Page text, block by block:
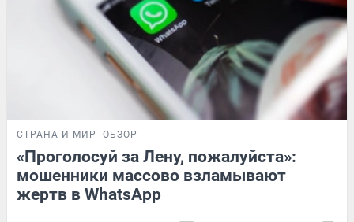
СТРАНА И МИР ОБЗОР
«Проголосуй за Лену, пожалуйста»:
мошенники массово взламывают
жертв в WhatsApp